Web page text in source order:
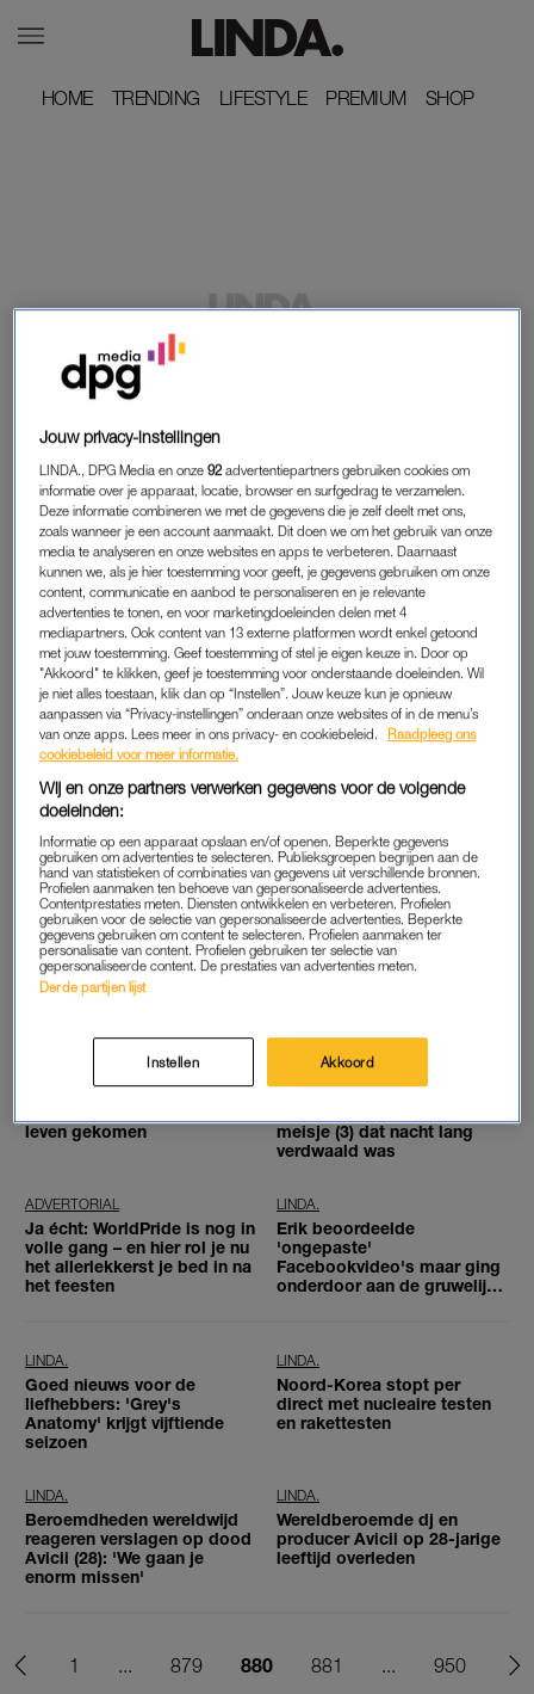
HOME
HOME TRENDING
TRENDING LIFESTYLE
LIFESTYLE PREMIUM
PREMIUM SHOP
SHOP
PAMFLET IN FRANSE KRANT:
JODEN IN FRANKRIJK'
LINDA.
Deze video waarin de muziek
van Avicii uit de Domtoren
klinkt, gaat de hele wereld
over
LINDA.
Mooi nieuws: Pippa
Middleton (34) is in
verwachting van eerste
kindje
ADVERTORIAL
Praten, lachen én bewegen:
dit event doorbreekt het
taboe rondom urineverlies –
en jij kunt daarbij zijn
LINDA.
Journalist tijdens Facebook-
livestream doodgeschoten
bij rellen in Nicaragua
LINDA.
Acteur Verne Troyer, Mini-Me
uit 'Austin Powers', op 49-
jarige leeftijd overleden
LINDA.
verkrachting van kinderen
jonger dan twaalf jaar
ADVERTORIAL
Dankzij dit hightech product
kregen LINDA.lezers frissere
en schonere tanden
LINDA.
Deze trucker heeft de
perfecte reactie op
automobilist die afval in
Avicii is volgens de politie
leven gekomen
Dove en gedeeltelijk blinde
meisje (3) dat nacht lang
verdwaald was
ADVERTORIAL
Ja écht: WorldPride is nog in
volle gang – en hier rol je nu
het allerlekkerst je bed in na
het feesten
LINDA.
Erik beoordeelde
'ongepaste'
Facebookvideo's maar ging
onderdoor aan de gruwelijke
LINDA.
Goed nieuws voor de
liefhebbers: 'Grey's
Anatomy' krijgt vijftiende
seizoen
LINDA.
Noord-Korea stopt per
direct met nucleaire testen
en rakettesten
LINDA.
Beroemdheden wereldwijd
reageren verslagen op dood
Avicii (28): 'We gaan je
enorm missen'
LINDA.
Wereldberoemde dj en
producer Avicii op 28-jarige
leeftijd overleden
1 ... 879 880 881 ... 950
Jouw privacy-instellingen
LINDA., DPG Media en onze92 advertentiepartners gebruiken cookies om
informatie over je apparaat, locatie, browser en surfgedrag te verzamelen.
Deze informatie combineren we met de gegevens die je zelf deelt met ons,
zoals wanneer je een account aanmaakt. Dit doen we om het gebruik van onze
media te analyseren en onze websites en apps te verbeteren. Daarnaast
kunnen we, als je hier toestemming voor geeft, je gegevens gebruiken om onze
content, communicatie en aanbod te personaliseren en je relevante
advertenties te tonen, en voor marketingdoeleinden delen met 4
mediapartners. Ook content van 13 externe platformen wordt enkel getoond
met jouw toestemming. Geef toestemming of stel je eigen keuze in. Door op
"Akkoord" te klikken, geef je toestemming voor onderstaande doeleinden. Wil
je niet alles toestaan, klik dan op “Instellen”. Jouw keuze kun je opnieuw
aanpassen via “Privacy-instellingen” onderaan onze websites of in de menu’s
van onze apps. Lees meer in ons privacy- en cookiebeleid.
Raadpleeg ons
cookiebeleid voor meer informatie.
Wij en onze partners verwerken gegevens voor de volgende
doeleinden:
Informatie op een apparaat opslaan en/of openen. Beperkte gegevens
gebruiken om advertenties te selecteren. Publieksgroepen begrijpen aan de
hand van statistieken of combinaties van gegevens uit verschillende bronnen.
Profielen aanmaken ten behoeve van gepersonaliseerde advertenties.
Contentprestaties meten. Diensten ontwikkelen en verbeteren. Profielen
gebruiken voor de selectie van gepersonaliseerde advertenties. Beperkte
gegevens gebruiken om content te selecteren. Profielen aanmaken ter
personalisatie van content. Profielen gebruiken ter selectie van
gepersonaliseerde content. De prestaties van advertenties meten.
Derde partijen lijst
Instellen Akkoord